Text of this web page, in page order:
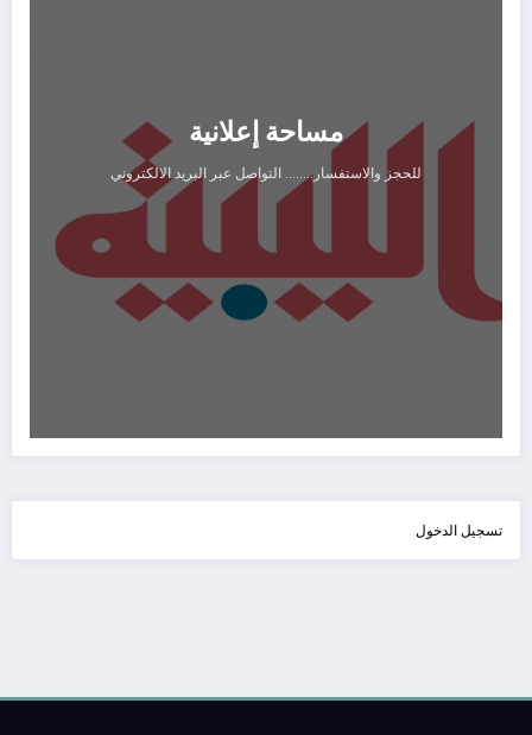
مساحة إعلانية
للحجز والاستفسار........ التواصل عبر البريد الالكتروني
تسجيل الدخول